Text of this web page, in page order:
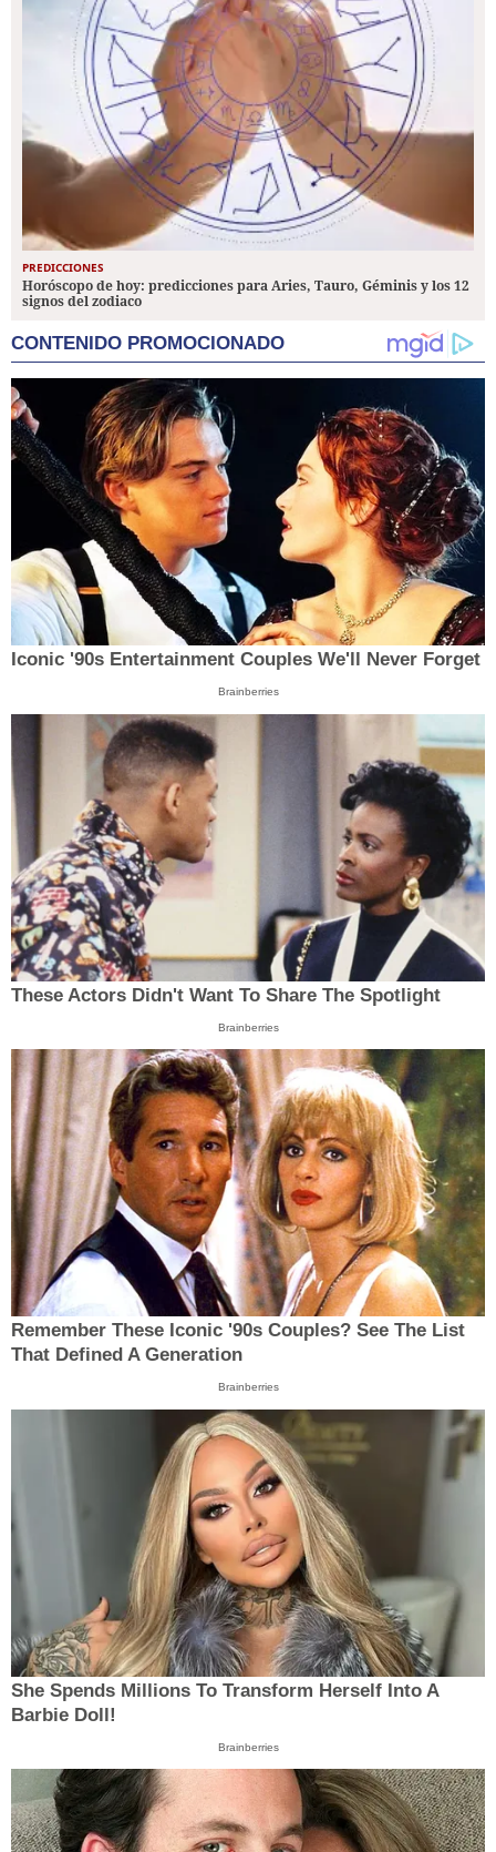
PREDICCIONES
Horóscopo de hoy: predicciones para Aries, Tauro, Géminis y los 12
signos del zodiaco
CONTENIDO PROMOCIONADO
Iconic '90s Entertainment Couples We'll Never Forget
Brainberries
These Actors Didn't Want To Share The Spotlight
Brainberries
Remember These Iconic '90s Couples? See The List
That Defined A Generation
Brainberries
She Spends Millions To Transform Herself Into A
Barbie Doll!
Brainberries